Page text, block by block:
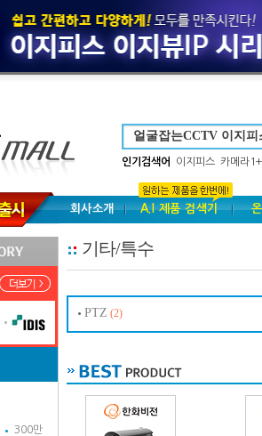
인기검색어 이지피스 카메라
회사소개 A.I 제품 검색기
300만
기타/특수
PTZ (2)